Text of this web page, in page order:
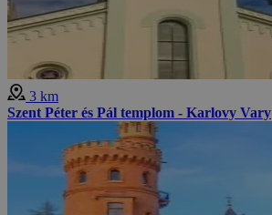
3 km
Szent Péter és Pál templom - Karlovy Vary